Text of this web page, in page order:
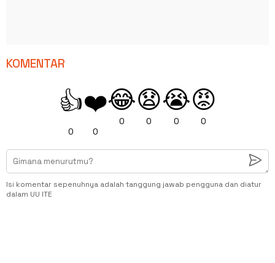
KOMENTAR
👍
0
❤️
0
😂
0
😧
0
😭
0
😡
0
Isi komentar sepenuhnya adalah tanggung jawab pengguna dan diatur
dalam UU ITE